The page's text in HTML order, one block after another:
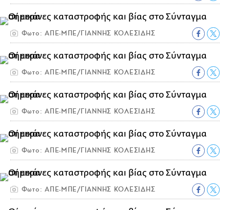
Φωτο: ΑΠΕ-ΜΠΕ/ΓΙΑΝΝΗΣ ΚΟΛΕΣΙΔΗΣ
Φωτο: ΑΠΕ-ΜΠΕ/ΓΙΑΝΝΗΣ ΚΟΛΕΣΙΔΗΣ
Φωτο: ΑΠΕ-ΜΠΕ/ΓΙΑΝΝΗΣ ΚΟΛΕΣΙΔΗΣ
Φωτο: ΑΠΕ-ΜΠΕ/ΓΙΑΝΝΗΣ ΚΟΛΕΣΙΔΗΣ
Φωτο: ΑΠΕ-ΜΠΕ/ΓΙΑΝΝΗΣ ΚΟΛΕΣΙΔΗΣ